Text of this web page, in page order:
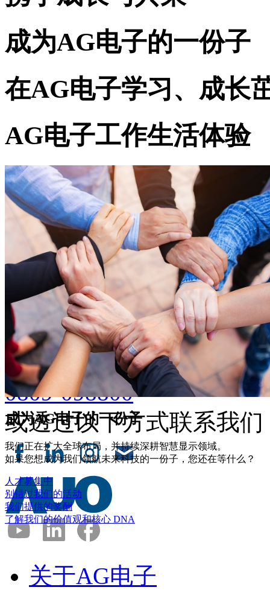
成为AG电子的一份子
在AG电子学习、成长
AG电子工作生活体验
成为AG电子的一份子
我们正在扩大全球布局，并持续深耕智慧显示领域。
如果您想成为我们领航未来科技的一份子，您还在等什么？
人才募集中
别错过我们的活动
我们提供的奖酬
了解我们的价值观和核心 DNA
人才招募相关业务
欢迎拨打专线
0809-098800
或透过以下方式联系我们
关于AG电子